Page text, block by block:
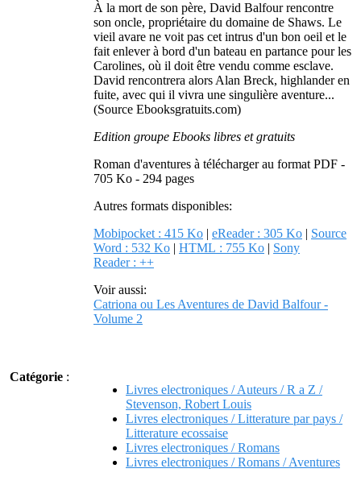
À la mort de son père, David Balfour rencontre
son oncle, propriétaire du domaine de Shaws. Le
vieil avare ne voit pas cet intrus d'un bon oeil et le
fait enlever à bord d'un bateau en partance pour les
Carolines, où il doit être vendu comme esclave.
David rencontrera alors Alan Breck, highlander en
fuite, avec qui il vivra une singulière aventure...
(Source Ebooksgratuits.com)
Edition groupe Ebooks libres et gratuits
Roman d'aventures à télécharger au format PDF -
705 Ko - 294 pages
Autres formats disponibles:
Mobipocket : 415 Ko | eReader : 305 Ko | Source
Word : 532 Ko | HTML : 755 Ko | Sony
Reader : ++
Voir aussi:
Catriona ou Les Aventures de David Balfour -
Volume 2
Catégorie :
Livres electroniques / Auteurs / R a Z /
Stevenson, Robert Louis
Livres electroniques / Litterature par pays /
Litterature ecossaise
Livres electroniques / Romans
Livres electroniques / Romans / Aventures